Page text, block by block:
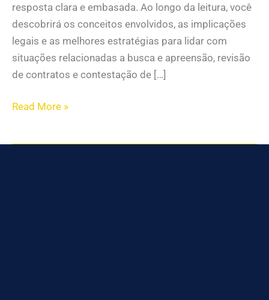
resposta clara e embasada. Ao longo da leitura, você
descobrirá os conceitos envolvidos, as implicações
legais e as melhores estratégias para lidar com
situações relacionadas a busca e apreensão, revisão
de contratos e contestação de […]
Read More »